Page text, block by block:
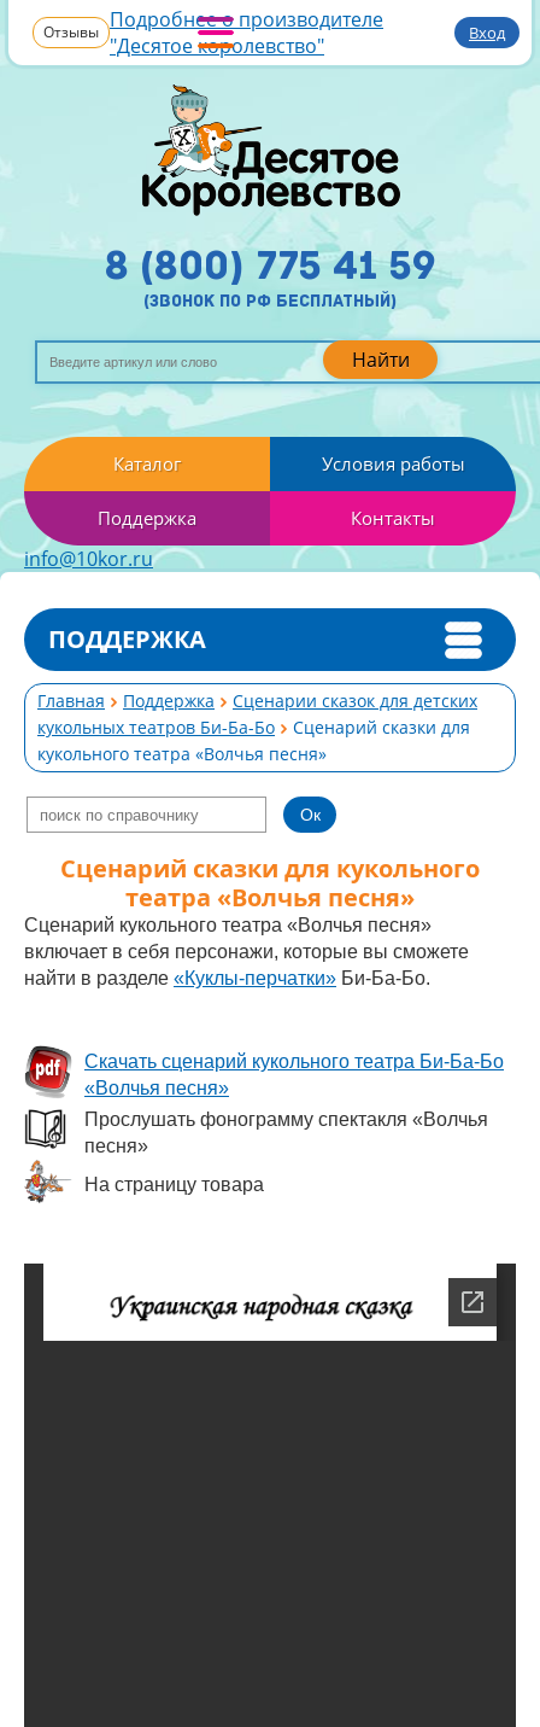
Отзывы Подробнее о производителе
"Десятое королевство"
Вход
Найти
8 (800) 775 41 59
(звонок по рф бесплатный)
Каталог Условия работы
Поддержка Контакты
info@10kor.ru
ПОДДЕРЖКА
Главная Поддержка
Сценарии сказок для детских
кукольных театров Би-Ба-Бо
Сценарий сказки для
кукольного театра «Волчья песня»
Сценарий сказки для кукольного
театра «Волчья песня»
Сценарий кукольного театра «Волчья песня»
включает в себя персонажи, которые вы сможете
найти в разделе «Куклы-перчатки» Би-Ба-Бо.
Скачать сценарий кукольного театра Би-Ба-Бо
«Волчья песня»
Прослушать фонограмму спектакля «Волчья
песня»
На страницу товара